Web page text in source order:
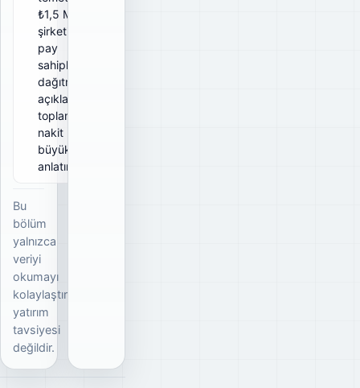
₺1,5 Mr;
şirketin tüm
pay
sahiplerine
dağıtmayı
açıkladığı
toplam brüt
nakit
büyüklüğünü
anlatır.
Bu
bölüm
yalnızca
veriyi
okumayı
kolaylaştırır;
yatırım
tavsiyesi
değildir.